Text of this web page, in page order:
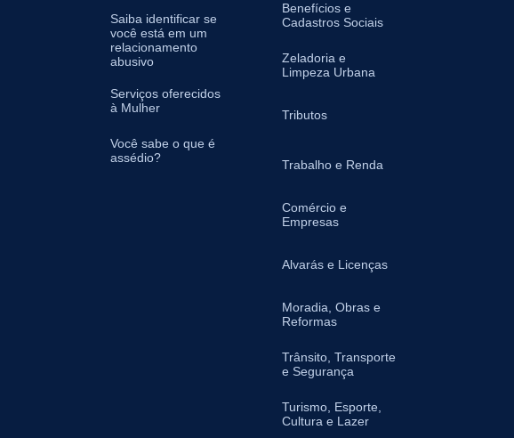
Saiba identificar se
você está em um
relacionamento
abusivo
Serviços oferecidos
à Mulher
Você sabe o que é
assédio?
Benefícios e
Cadastros Sociais
Zeladoria e
Limpeza Urbana
Tributos
Trabalho e Renda
Comércio e
Empresas
Alvarás e Licenças
Moradia, Obras e
Reformas
Trânsito, Transporte
e Segurança
Turismo, Esporte,
Cultura e Lazer